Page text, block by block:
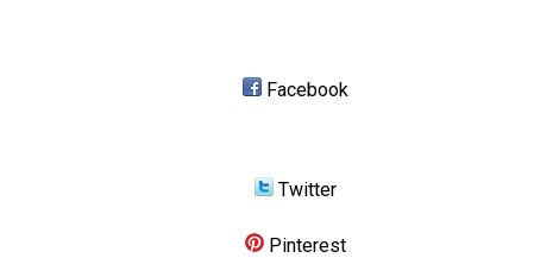
Facebook
Twitter
Pinterest